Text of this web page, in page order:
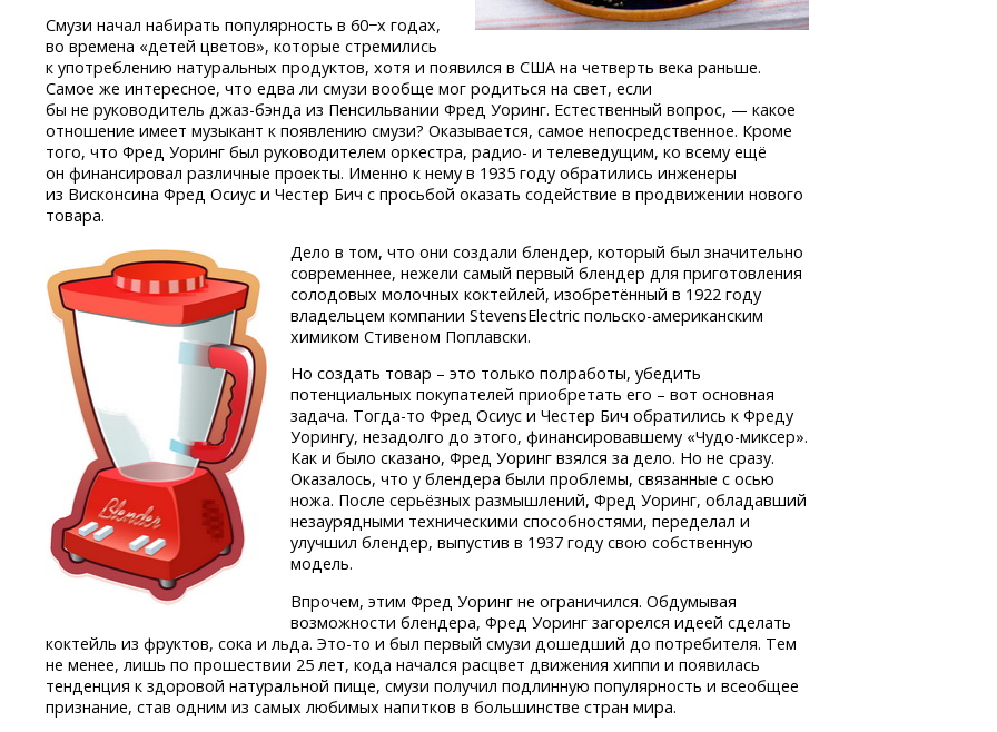
Смузи начал набирать популярность в 60−х годах,
во времена «детей цветов», которые стремились
к употреблению натуральных продуктов, хотя и появился в США на четверть века раньше.
Самое же интересное, что едва ли смузи вообще мог родиться на свет, если
бы не руководитель джаз-бэнда из Пенсильвании Фред Уоринг. Естественный вопрос, — какое
отношение имеет музыкант к появлению смузи? Оказывается, самое непосредственное. Кроме
того, что Фред Уоринг был руководителем оркестра, радио- и телеведущим, ко всему ещё
он финансировал различные проекты. Именно к нему в 1935 году обратились инженеры
из Висконсина Фред Осиус и Честер Бич с просьбой оказать содействие в продвижении нового
товара.
Дело в том, что они создали блендер, который был значительно
современнее, нежели самый первый блендер для приготовления
солодовых молочных коктейлей, изобретённый в 1922 году
владельцем компании StevensElectric польско-американским
химиком Стивеном Поплавски.
Но создать товар – это только полработы, убедить
потенциальных покупателей приобретать его – вот основная
задача. Тогда-то Фред Осиус и Честер Бич обратились к Фреду
Уорингу, незадолго до этого, финансировавшему «Чудо-миксер».
Как и было сказано, Фред Уоринг взялся за дело. Но не сразу.
Оказалось, что у блендера были проблемы, связанные с осью
ножа. После серьёзных размышлений, Фред Уоринг, обладавший
незаурядными техническими способностями, переделал и
улучшил блендер, выпустив в 1937 году свою собственную
модель.
Впрочем, этим Фред Уоринг не ограничился. Обдумывая
возможности блендера, Фред Уоринг загорелся идеей сделать
коктейль из фруктов, сока и льда.Это-то и был первый смузи дошедший до потребителя. Тем
не менее, лишь по прошествии 25 лет, кода начался расцвет движения хиппи и появилась
тенденция к здоровой натуральной пище, смузи получил подлинную популярность и всеобщее
признание, став одним из самых любимых напитков в большинстве стран мира.